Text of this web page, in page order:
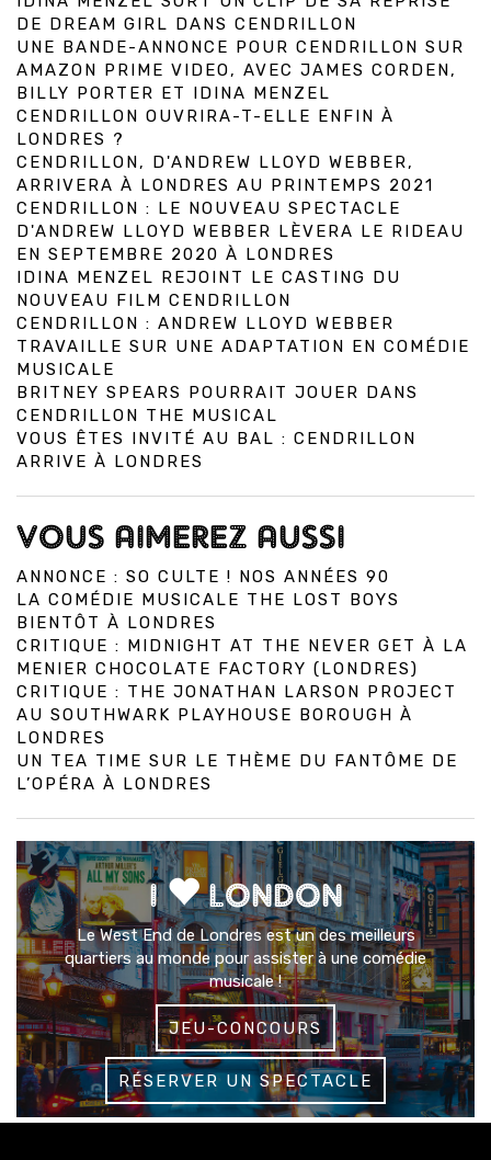
DE DREAM GIRL DANS CENDRILLON
UNE BANDE-ANNONCE POUR CENDRILLON SUR
AMAZON PRIME VIDEO, AVEC JAMES CORDEN,
BILLY PORTER ET IDINA MENZEL
CENDRILLON OUVRIRA-T-ELLE ENFIN À
LONDRES ?
CENDRILLON, D'ANDREW LLOYD WEBBER,
ARRIVERA À LONDRES AU PRINTEMPS 2021
CENDRILLON : LE NOUVEAU SPECTACLE
D'ANDREW LLOYD WEBBER LÈVERA LE RIDEAU
EN SEPTEMBRE 2020 À LONDRES
IDINA MENZEL REJOINT LE CASTING DU
NOUVEAU FILM CENDRILLON
CENDRILLON : ANDREW LLOYD WEBBER
TRAVAILLE SUR UNE ADAPTATION EN COMÉDIE
MUSICALE
BRITNEY SPEARS POURRAIT JOUER DANS
CENDRILLON THE MUSICAL
VOUS ÊTES INVITÉ AU BAL : CENDRILLON
ARRIVE À LONDRES
VOUS AIMEREZ AUSSI
ANNONCE : SO CULTE ! NOS ANNÉES 90
LA COMÉDIE MUSICALE THE LOST BOYS
BIENTÔT À LONDRES
CRITIQUE : MIDNIGHT AT THE NEVER GET À LA
MENIER CHOCOLATE FACTORY (LONDRES)
CRITIQUE : THE JONATHAN LARSON PROJECT
AU SOUTHWARK PLAYHOUSE BOROUGH À
LONDRES
UN TEA TIME SUR LE THÈME DU FANTÔME DE
L’OPÉRA À LONDRES
I LONDON
Le West End de Londres est un des meilleurs
quartiers au monde pour assister à une comédie
musicale !
JEU-CONCOURS
RÉSERVER UN SPECTACLE